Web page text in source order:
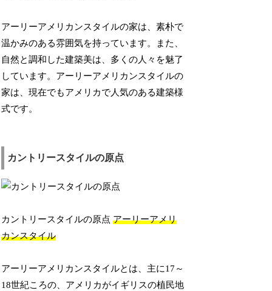
アーリーアメリカンスタイルの家は、素朴で
温かみのある雰囲気を持っています。また、
自然と調和した建築美は、多くの人々を魅了
しています。アーリーアメリカンスタイルの
家は、現在でもアメリカで人気のある建築様
式です。
カントリースタイルの原点
カントリースタイルの原点アーリーアメリ
カンスタイル
アーリーアメリカンスタイルとは、主に17～
18世紀ころの、アメリカがイギリスの植民地